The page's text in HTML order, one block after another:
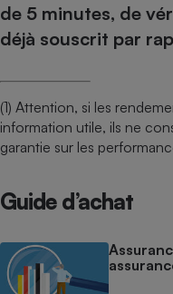
de 5 minutes, de
déjà souscrit par
(1) Attention, si les
information utile, ils ne
garantie sur les
Guide d’achat